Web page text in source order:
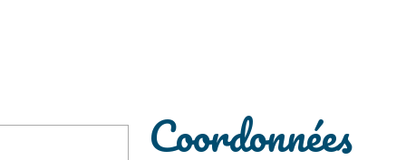
Coordonnées